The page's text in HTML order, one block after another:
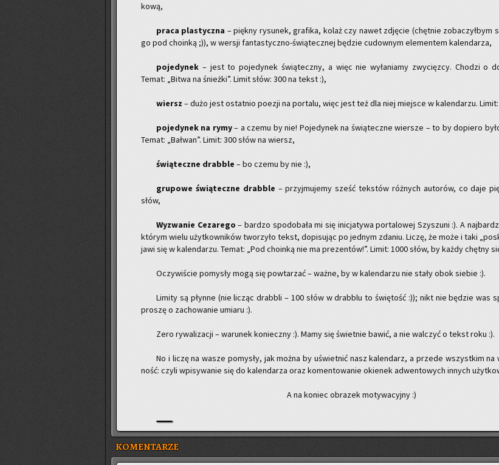
ko­wą,
praca pla­stycz­na – pięk­ny ry­su­nek, gra­fi­ka, kolaż czy nawet zdję­cie (chęt­nie zo­ba­czył­bym
go pod cho­in­ką ;)), w wer­sji fan­ta­stycz­no-świą­tecz­nej bę­dzie cu­dow­nym ele­men­tem ka­len­da­rza,
po­je­dy­nek – jest to po­je­dy­nek świą­tecz­ny, a więc nie wy­ła­nia­my zwy­cięz­cy. Cho­dzi o
Temat: „Bitwa na śnież­ki”. Limit słów: 300 na tekst :),
wiersz – dużo jest ostat­nio po­ezji na por­ta­lu, więc jest też dla niej miej­sce w ka­len­da­rzu. Limit:
po­je­dy­nek na rymy– a czemu by nie! Po­je­dy­nek na świą­tecz­ne wier­sze – to by do­pie­ro
Temat: „Bał­wan”. Limit: 300 słów na wiersz,
świą­tecz­ne drab­ble – bo czemu by nie :),
gru­po­we świą­tecz­ne drab­ble – przyj­mu­je­my sześć tek­stów róż­nych au­to­rów, co daje
słów,
Wy­zwa­nie Ce­za­re­go – bar­dzo spodo­ba­ła mi się ini­cja­ty­wa por­ta­lo­wej Szy­szu­ni :). A
któ­rym wielu użyt­kow­ni­ków two­rzy­ło tekst, do­pi­su­jąc po jed­nym zda­niu. Liczę, że może i taki
ja­wi się w ka­len­da­rzu. Temat: „Pod cho­in­ką nie ma pre­zen­tów!”. Limit: 1000 słów, by każdy chęt­ny
Oczy­wi­ście po­my­sły mogą się po­wta­rzać – ważne, by w ka­len­da­rzu nie stały obok sie­bie :).
Li­mi­ty są płyn­ne (nie li­cząc drab­bli – 100 słów w drab­blu to świę­tość :)); nikt nie bę­dzie was
pro­szę o za­cho­wa­nie umia­ru :).
Zero ry­wa­li­za­cji – wa­ru­nek ko­niecz­ny :). Mamy się świet­nie bawić, a nie wal­czyć o tekst roku :).
No i liczę na wasze po­my­sły, jak można by uświet­nić nasz ka­len­darz, a przede wszyst­kim
ność: czyli wpi­sy­wa­nie się do ka­len­da­rza oraz ko­men­to­wa­nie okie­nek ad­wen­to­wych in­nych
A na ko­niec ob­ra­zek mo­ty­wa­cyj­ny :)
KOMENTARZE